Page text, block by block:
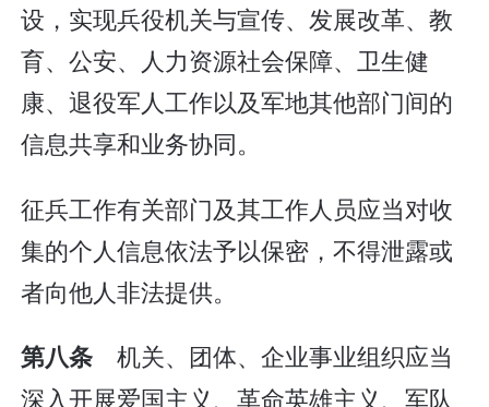
设，实现兵役机关与宣传、发展改革、教
育、公安、人力资源社会保障、卫生健
康、退役军人工作以及军地其他部门间的
信息共享和业务协同。
征兵工作有关部门及其工作人员应当对收
集的个人信息依法予以保密，不得泄露或
者向他人非法提供。
第八条 机关、团体、企业事业组织应当
深入开展爱国主义、革命英雄主义、军队